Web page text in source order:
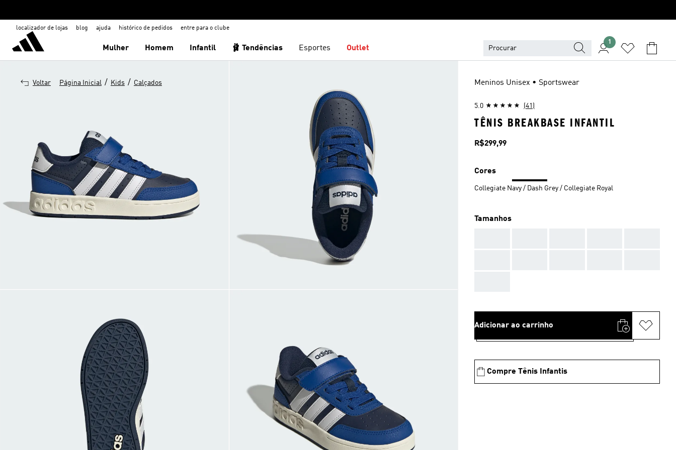
localizador de lojas blog ajuda histórico de pedidos entre para o clube
Mulher Homem Infantil 🩰 Tendências Esportes Outlet
1
Voltar Página Inicial / Kids / Calçados Meninos Unisex • Sportswear
5.0 (41)
TÊNIS BREAKBASE INFANTIL
Preço
R$299,99
Cores
Collegiate Navy / Dash Grey / Collegiate Royal
Tamanhos
Adicionar ao carrinho
Compre Tênis Infantis